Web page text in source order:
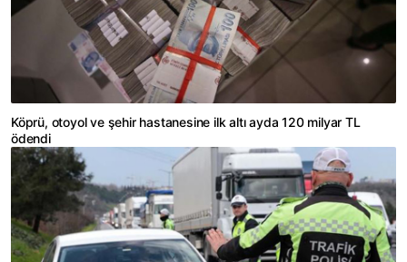
Köprü, otoyol ve şehir hastanesine ilk altı ayda 120 milyar TL
ödendi